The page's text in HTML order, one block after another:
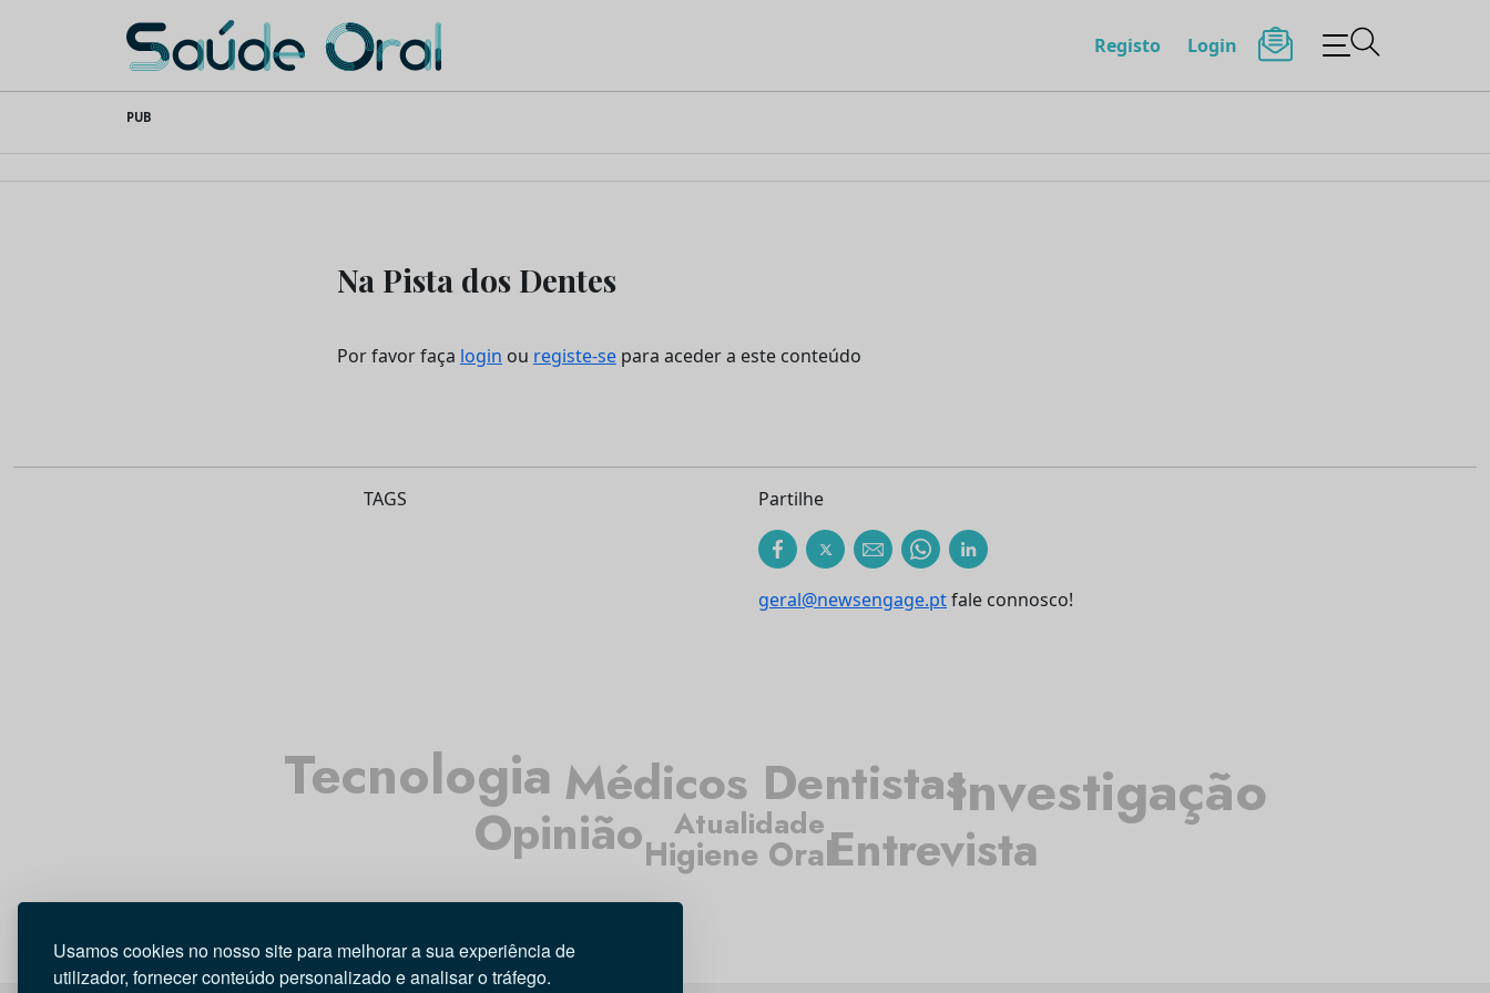
Usamos cookies no nosso site para melhorar a sua experiência de
utilizador, fornecer conteúdo personalizado e analisar o tráfego.
content
Saúde Oral Registo Login
PUB
Na Pista dos Dentes
Por favor faça login ou registe-se para aceder a este conteúdo
TAGS Partilhe
geral@newsengage.ptfale connosco!
Atualidade
Médicos Dentistas
Higiene OralEntrevista
Opinião
Tecnologia Investigação